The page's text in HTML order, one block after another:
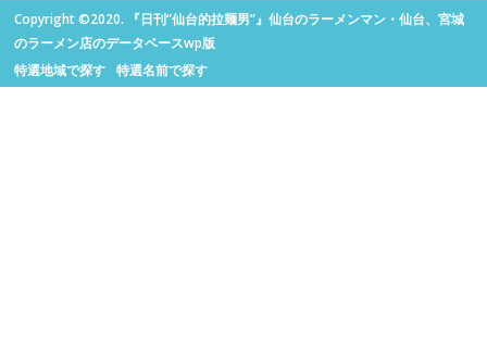
Copyright ©2020. 『日刊“仙台的拉麺男”』仙台のラーメンマン・仙台、宮城
のラーメン店のデータベースwp版
特選地域で探す
特選名前で探す